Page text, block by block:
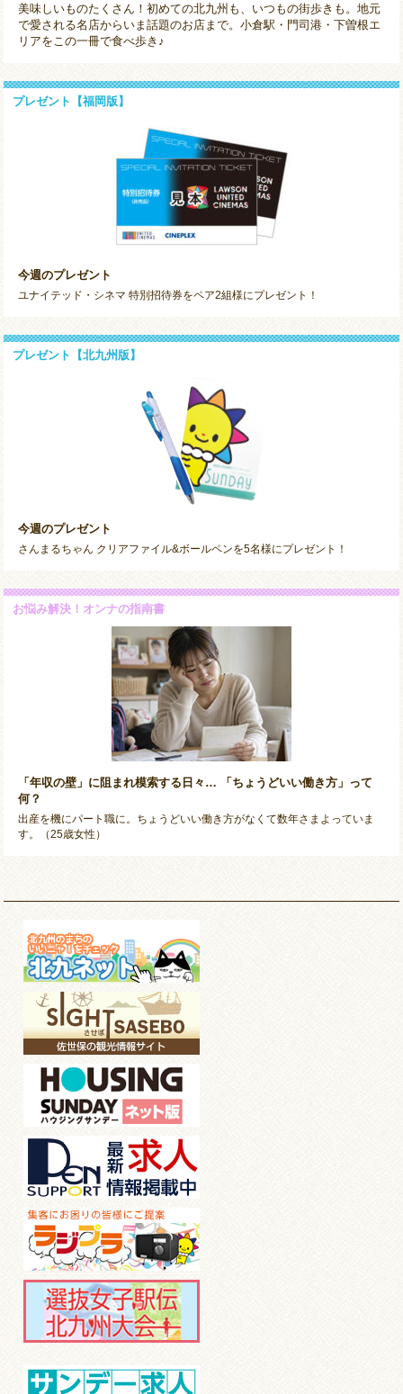
美味しいものたくさん！初めての北九州も、いつもの街歩きも。地元
で愛される名店からいま話題のお店まで。小倉駅・門司港・下曽根エ
リアをこの一冊で食べ歩き♪
プレゼント【福岡版】
今週のプレゼント
ユナイテッド・シネマ 特別招待券をペア2組様にプレゼント！
プレゼント【北九州版】
今週のプレゼント
さんまるちゃん クリアファイル&ボールペンを5名様にプレゼント！
お悩み解決！オンナの指南書
「年収の壁」に阻まれ模索する日々… 「ちょうどいい働き方」って
何？
出産を機にパート職に。ちょうどいい働き方がなくて数年さまよっていま
す。（25歳女性）